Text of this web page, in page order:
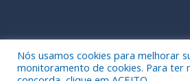
Todos os direitos
Nós usamos cookies para melhorar
monitoramento de cookies. Para ter